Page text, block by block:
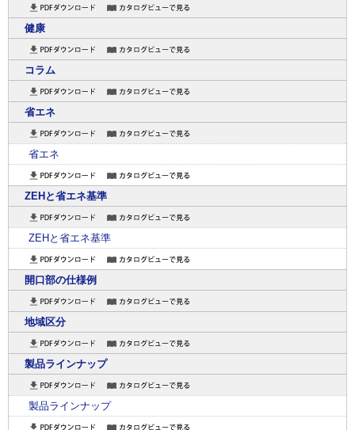
健康
コラム
省エネ
省エネ
ZEHと省エネ基準
ZEHと省エネ基準
開口部の仕様例
地域区分
製品ラインナップ
製品ラインナップ